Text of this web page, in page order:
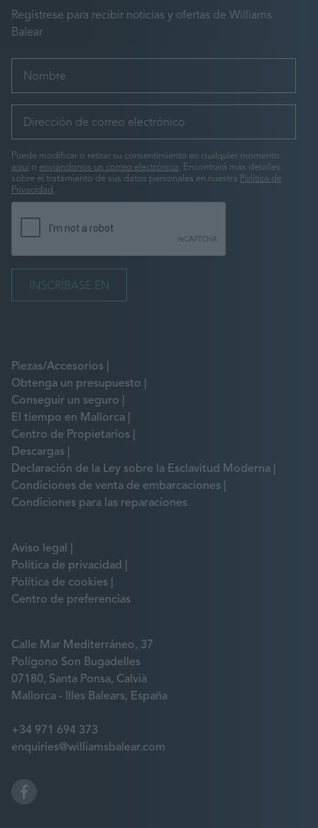
Regístrese para recibir noticias y ofertas de Williams
Balear
Puede modificar o retirar su consentimiento en cualquier momento
aquí o enviándonos un correo electrónico. Encontrará más detalles
sobre el tratamiento de sus datos personales en nuestra Política de
Privacidad .
Piezas/Accesorios
Obtenga un presupuesto
Conseguir un seguro
El tiempo en Mallorca
Centro de Propietarios
Descargas
Declaración de la Ley sobre la Esclavitud Moderna
Condiciones de venta de embarcaciones
Condiciones para las reparaciones
Aviso legal
Política de privacidad
Política de cookies
Centro de preferencias
Calle Mar Mediterráneo, 37
Polígono Son Bugadelles
07180, Santa Ponsa, Calvià
Mallorca - Illes Balears, España
+34 971 694 373
enquiries@williamsbalear.com